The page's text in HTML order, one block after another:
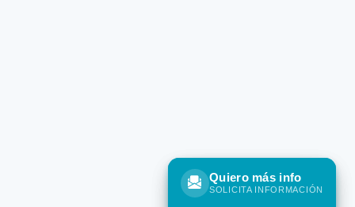
Quiero más info
SOLICITA INFORMACIÓN
Quiero más info
SOLICITA INFORMACIÓN